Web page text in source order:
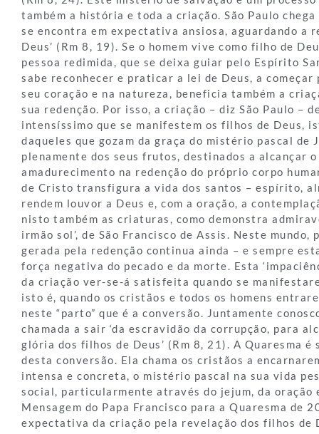
também a história e toda a criação. São Paulo
se encontra em expectativa ansiosa, aguardando a
Deus’ (Rm 8, 19). Se o homem vive como filho de
pessoa redimida, que se deixa guiar pelo Espírito
sabe reconhecer e praticar a lei de Deus, a
seu coração e na natureza, beneficia também a
sua redenção. Por isso, a criação – diz São Paulo –
intensíssimo que se manifestem os filhos de Deus,
daqueles que gozam da graça do mistério pascal de
plenamente dos seus frutos, destinados a alcançar
amadurecimento na redenção do próprio corpo
de Cristo transfigura a vida dos santos – espírito,
rendem louvor a Deus e, com a oração, a
nisto também as criaturas, como demonstra
irmão sol’, de São Francisco de Assis. Neste mundo,
gerada pela redenção continua ainda – e sempre
força negativa do pecado e da morte. Esta
da criação ver-se-á satisfeita quando se
isto é, quando os cristãos e todos os homens
neste “parto” que é a conversão. Juntamente
chamada a sair ‘da escravidão da corrupção, para
glória dos filhos de Deus’ (Rm 8, 21). A Quaresma
desta conversão. Ela chama os cristãos a
intensa e concreta, o mistério pascal na sua vida
social, particularmente através do jejum, da oração
Mensagem do Papa Francisco para a Quaresma de
expectativa da criação pela revelação dos filhos de